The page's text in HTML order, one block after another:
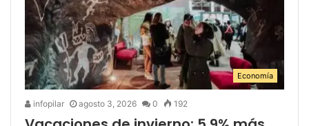
Economía
infopilar agosto 3, 2026 0 192